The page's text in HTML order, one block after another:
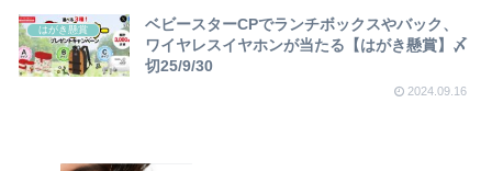
はがき懸賞
ベビースターCPでランチボックスやバック、
ワイヤレスイヤホンが当たる【はがき懸賞】〆
切25/9/30
2024.09.16